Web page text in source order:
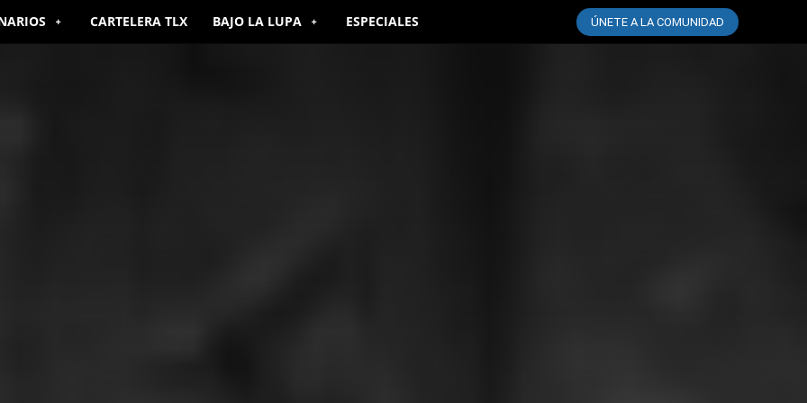
CARTELERA TLX BAJO LA LUPA ESPECIALES ÚNETE A LA COMUNIDAD